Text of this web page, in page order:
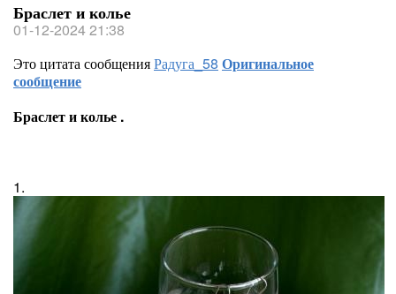
Браслет и колье
01-12-2024 21:38
Это цитата сообщенияРадуга_58 Оригинальное
сообщение
Браслет и колье .
1.